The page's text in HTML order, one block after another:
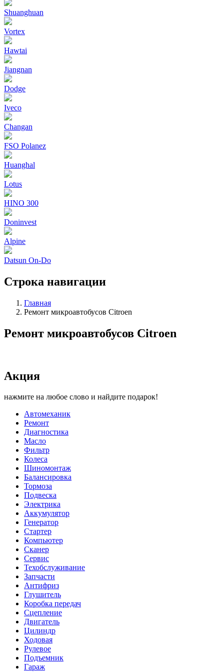
Shuanghuan
Vortex
Hawtai
Jiangnan
Dodge
Iveco
Changan
FSO Polanez
Huanghal
Lotus
HINO 300
Doninvest
Alpine
Datsun On-Do
Строка навигации
Главная
Ремонт микроавтобусов Citroen
Ремонт микроавтобусов Citroen
Акция
нажмите на любое слово и найдите подарок!
Автомеханик
Ремонт
Диагностика
Масло
Фильтр
Колеса
Шиномонтаж
Балансировка
Тормоза
Подвеска
Электрика
Аккумулятор
Генератор
Стартер
Компьютер
Сканер
Сервис
Техобслуживание
Запчасти
Антифриз
Глушитель
Коробка передач
Сцепление
Двигатель
Цилиндр
Ходовая
Рулевое
Подъемник
Гараж